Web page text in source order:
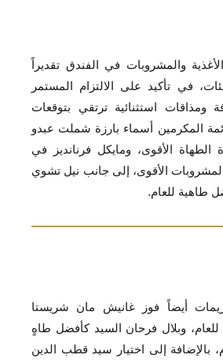
والمشروبات في الفندق تقديراً
في تأكيد على الالتزام المستمر
ومذاقات استثنائية ترتقي بتوقعات
المكرمين أسماء بارزة شملت عبدو
الطهاة الأقوى، ومايكل فرنانديز في
الأقوى، إلى جانب نيل تشوي
طاهية للعام.
أيضاً فوز غانيش مان شريستا
للعام، وبلال فرحان السيد كأفضل طاهٍ
بالإضافة إلى اختيار سيد قطب الدين